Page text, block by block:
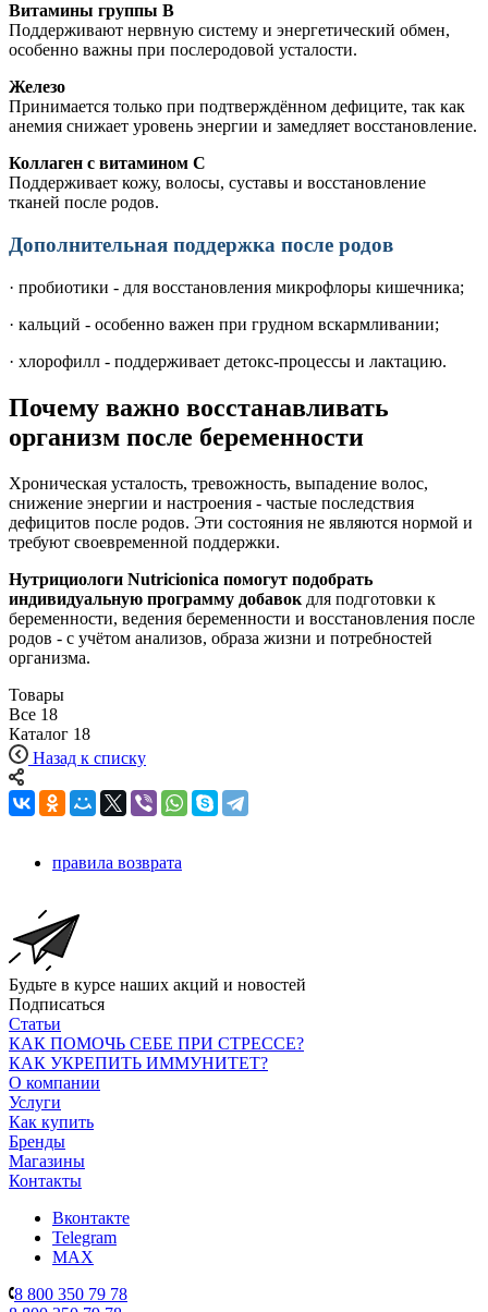
Витамины группы B
Поддерживают нервную систему и энергетический обмен,
особенно важны при послеродовой усталости.
Железо
Принимается только при подтверждённом дефиците, так как
анемия снижает уровень энергии и замедляет восстановление.
Коллаген с витамином C
Поддерживает кожу, волосы, суставы и восстановление
тканей после родов.
Дополнительная поддержка после родов
· пробиотики - для восстановления микрофлоры кишечника;
· кальций - особенно важен при грудном вскармливании;
· хлорофилл - поддерживает детокс-процессы и лактацию.
Почему важно восстанавливать
организм после беременности
Хроническая усталость, тревожность, выпадение волос,
снижение энергии и настроения - частые последствия
дефицитов после родов. Эти состояния не являются нормой и
требуют своевременной поддержки.
Нутрициологи Nutricionica помогут подобрать
индивидуальную программу добавок для подготовки к
беременности, ведения беременности и восстановления после
родов - с учётом анализов, образа жизни и потребностей
организма.
Товары
Все 18
Каталог 18
Назад к списку
правила возврата
Будьте в курсе наших акций и новостей
Подписаться
Статьи
КАК ПОМОЧЬ СЕБЕ ПРИ СТРЕССЕ?
КАК УКРЕПИТЬ ИММУНИТЕТ?
О компании
Услуги
Как купить
Бренды
Магазины
Контакты
Вконтакте
Telegram
MAX
8 800 350 79 78